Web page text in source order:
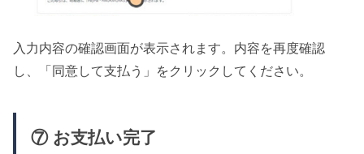
入力内容の確認画面が表示されます。内容を再度確認
し、「同意して支払う」をクリックしてください。
⑦ お支払い完了